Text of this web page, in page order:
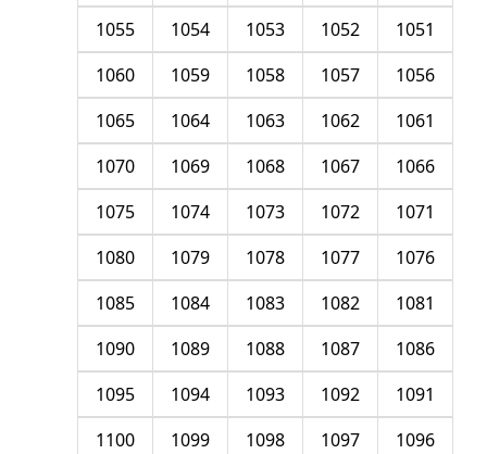
1051
1052
1053
1054
1055
1056
1057
1058
1059
1060
1061
1062
1063
1064
1065
1066
1067
1068
1069
1070
1071
1072
1073
1074
1075
1076
1077
1078
1079
1080
1081
1082
1083
1084
1085
1086
1087
1088
1089
1090
1091
1092
1093
1094
1095
1096
1097
1098
1099
1100